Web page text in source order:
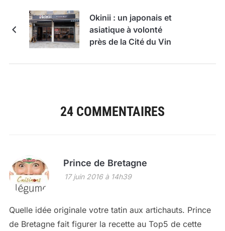
Okinii : un japonais et
asiatique à volonté
près de la Cité du Vin
24 COMMENTAIRES
Prince de Bretagne
17 juin 2016 à 14h39
Quelle idée originale votre tatin aux artichauts. Prince
de Bretagne fait figurer la recette au Top5 de cette